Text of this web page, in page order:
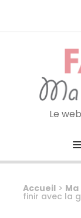
Le
Accueil >
finir avec la
Panneau de